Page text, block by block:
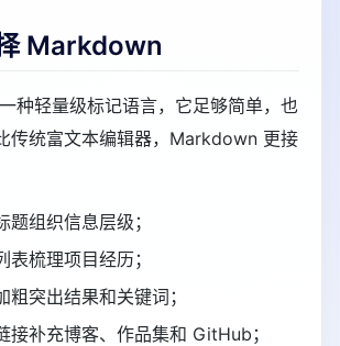
Markdown
种轻量级标记语言，它足够简单，也
传统富文本编辑器，Markdown 更接
题组织信息层级；
表梳理项目经历；
粗突出结果和关键词；
接补充博客、作品集和 GitHub；